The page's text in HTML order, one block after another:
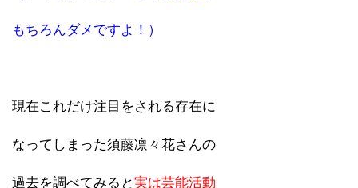
もちろんダメですよ！）
現在これだけ注目をされる存在に
なってしまった須藤凛々花さんの
過去を調べてみると実は芸能活動